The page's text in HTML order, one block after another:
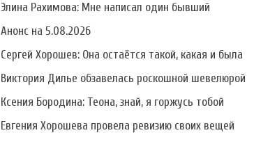
Элина Рахимова: Мне написал один бывший
Анонс на 5.08.2026
Сергей Хорошев: Она остаётся такой, какая и была
Виктория Дилье обзавелась роскошной шевелюрой
Ксения Бородина: Теона, знай, я горжусь тобой
Евгения Хорошева провела ревизию своих вещей